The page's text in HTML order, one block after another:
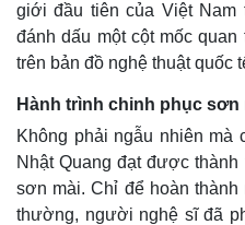
giới đầu tiên của Việt Nam
đánh dấu một cột mốc
trên bản đồ nghệ thuật quốc
Hành trình chinh phục sơn
Không phải ngẫu nhiên mà
Nhật Quang đạt được
sơn mài. Chỉ để hoàn
thường, người nghệ sĩ đã